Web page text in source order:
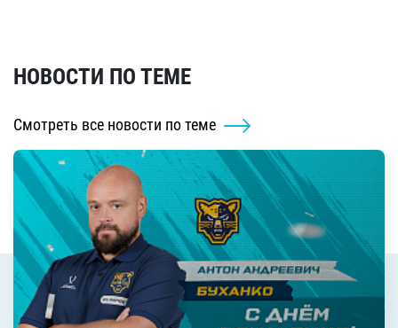
НОВОСТИ ПО ТЕМЕ
Смотреть все новости по теме